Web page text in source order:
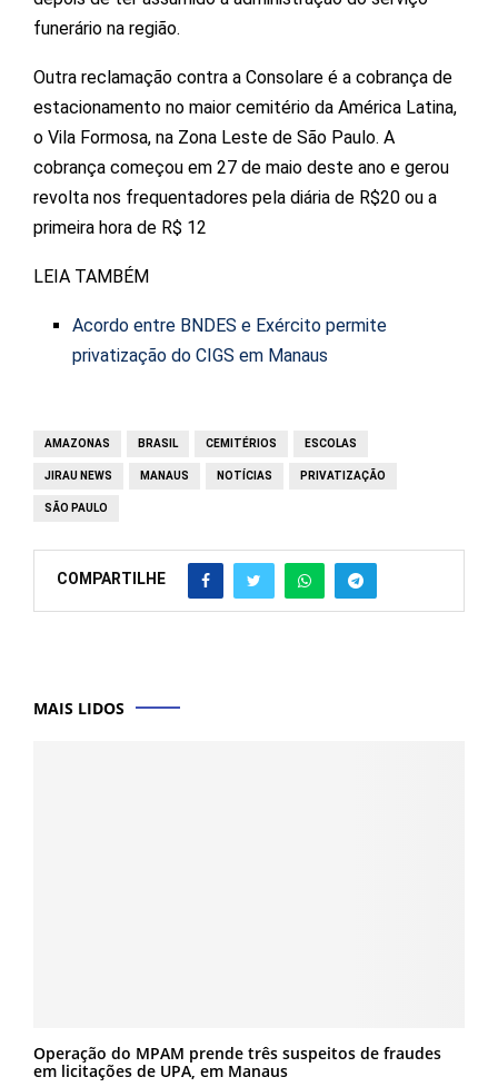
funerário na região.
Outra reclamação contra a Consolare é a cobrança de
estacionamento no maior cemitério da América Latina,
o Vila Formosa, na Zona Leste de São Paulo. A
cobrança começou em 27 de maio deste ano e gerou
revolta nos frequentadores pela diária de R$20 ou a
primeira hora de R$ 12
LEIA TAMBÉM
Acordo entre BNDES e Exército permite
privatização do CIGS em Manaus
AMAZONAS BRASIL CEMITÉRIOS ESCOLAS
JIRAU NEWS MANAUS NOTÍCIAS PRIVATIZAÇÃO
SÃO PAULO
COMPARTILHE
MAIS LIDOS
Operação do MPAM prende três suspeitos de fraudes
em licitações de UPA, em Manaus